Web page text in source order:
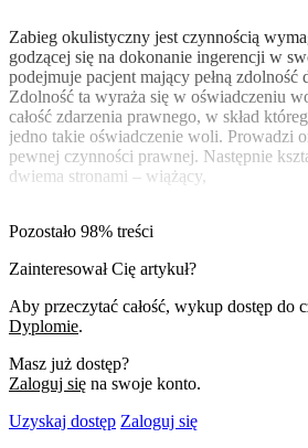
Zabieg okulistyczny jest czynnością
godzącej się na dokonanie ingerencji w
podejmuje pacjent mający pełną
Zdolność ta wyraża się w oświadczeniu
całość zdarzenia prawnego, w skład
jedno takie oświadczenie woli. Prowadzi
pewnej czynności prawnej. Następnie
dwiema stronami – wiążący,
Pozostało 98% treści
Zainteresował Cię artykuł?
Aby przeczytać całość, wykup dostęp do
Dyplomie.
Masz już dostęp?
Zaloguj się na swoje konto.
Uzyskaj dostęp Zaloguj się